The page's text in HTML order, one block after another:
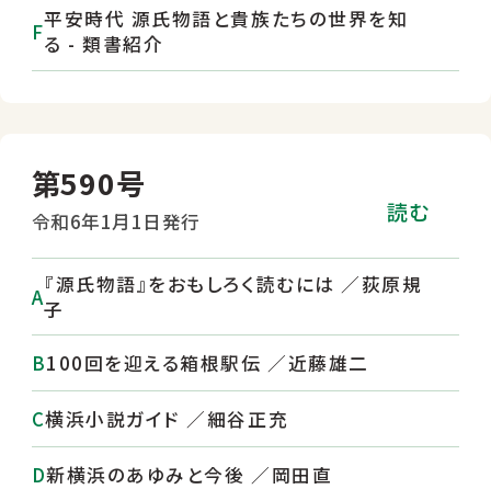
平安時代 源氏物語と貴族たちの世界を知
る - 類書紹介
第590号
令和6年1月1日発行 読む
『源氏物語』をおもしろく読むには ／荻原規
子
100回を迎える箱根駅伝 ／近藤雄二
横浜小説ガイド ／細谷正充
新横浜のあゆみと今後 ／岡田直